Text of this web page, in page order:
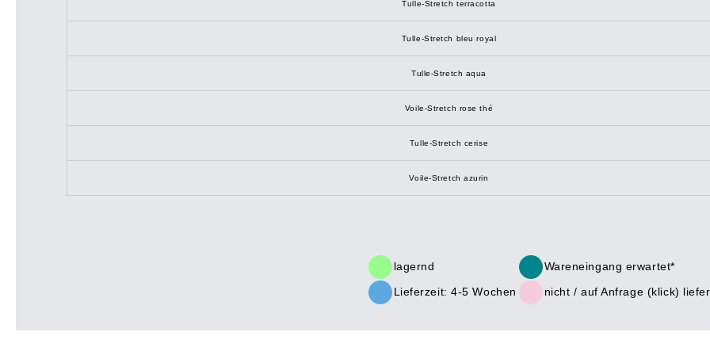
Tulle-Stretch terracotta
Tulle-Stretch bleu royal
Tulle-Stretch aqua
Voile-Stretch rose thé
Tulle-Stretch cerise
Voile-Stretch azurin
lagernd
Wareneingang erwartet*
Lieferzeit: 4-5 Wochen
nicht / auf Anfrage (klick)